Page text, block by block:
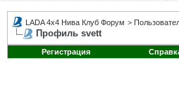
LADA 4x4 Нива Клуб Форум >
Профиль svett
Регистрация